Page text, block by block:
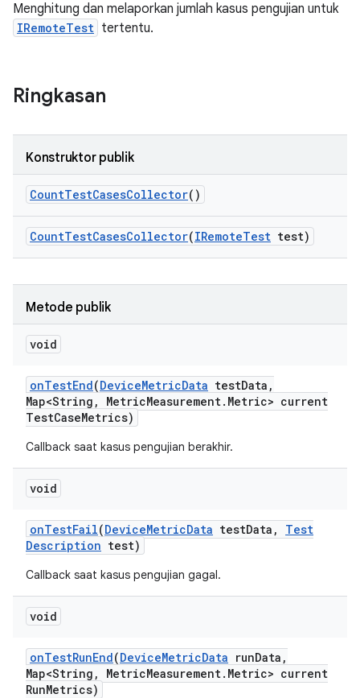
Menghitung dan melaporkan jumlah kasus pengujian untuk
IRemoteTest tertentu.
Ringkasan
Konstruktor publik
CountTestCasesCollector()
CountTestCasesCollector(IRemoteTest test)
Metode publik
void
onTestEnd(DeviceMetricData testData ,
Map<String , MetricMeasurement. Metric> current
TestCaseMetrics)
Callback saat kasus pengujian berakhir.
void
onTestFail(DeviceMetricData testData ,
Test
Description test)
Callback saat kasus pengujian gagal.
void
onTestRunEnd(DeviceMetricData runData ,
Map<String , MetricMeasurement. Metric> current
RunMetrics)